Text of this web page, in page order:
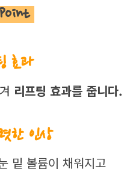
효과
리프팅 효과를 줍니다.
한 인상
밑 볼륨이 채워지고